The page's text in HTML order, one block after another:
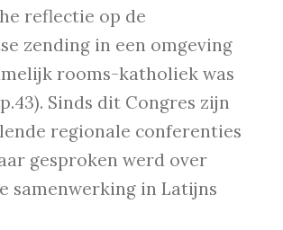
reflectie op de
zending in een omgeving
rooms-katholiek was
p.43). Sinds dit Congres zijn
regionale conferenties
gesproken werd over
samenwerking in Latijns